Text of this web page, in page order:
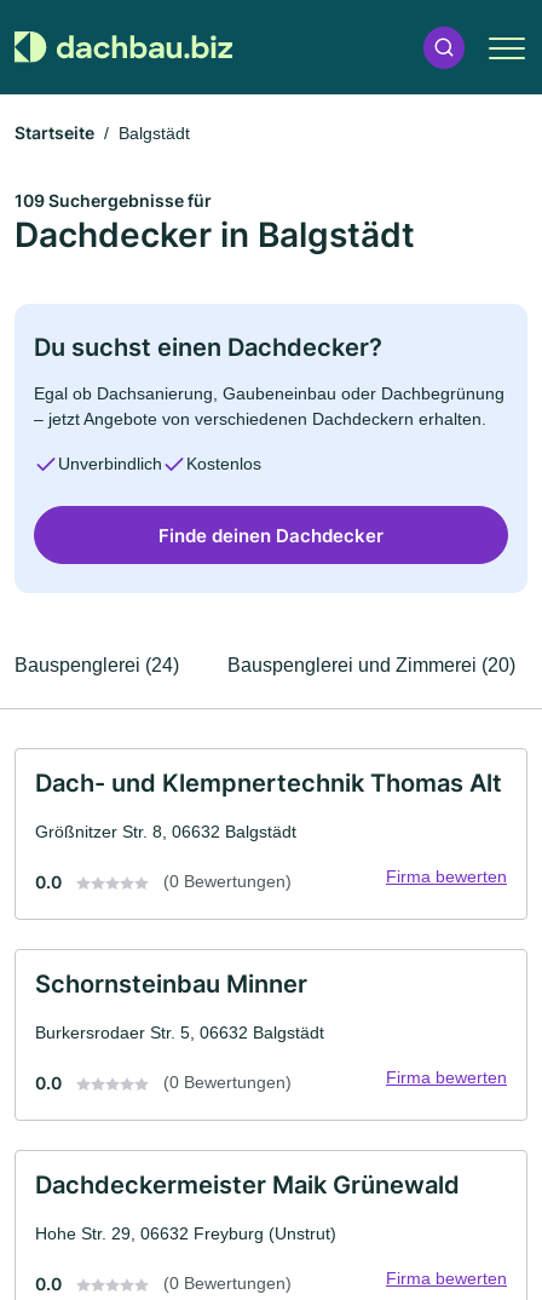
Startseite Balgstädt
109 Suchergebnisse für
Dachdecker in Balgstädt
Du suchst einen Dachdecker?
Egal ob Dachsanierung, Gaubeneinbau oder Dachbegrünung
– jetzt Angebote von verschiedenen Dachdeckern erhalten.
Unverbindlich Kostenlos
Finde deinen Dachdecker
Bauspenglerei (24) Bauspenglerei und Zimmerei (20)
Dach- und Klempnertechnik Thomas Alt
Größnitzer Str. 8, 06632 Balgstädt
0.0 (0 Bewertungen) Firma bewerten
Schornsteinbau Minner
Burkersrodaer Str. 5, 06632 Balgstädt
0.0 (0 Bewertungen) Firma bewerten
Dachdeckermeister Maik Grünewald
Hohe Str. 29, 06632 Freyburg (Unstrut)
0.0 (0 Bewertungen) Firma bewerten